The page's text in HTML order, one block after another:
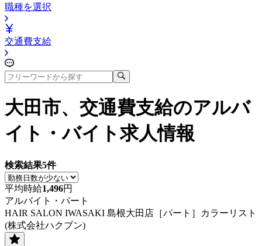
職種を選択
交通費支給
大田市、交通費支給のアルバ
イト・バイト求人情報
検索結果5件
平均時給1,496円
アルバイト・パート
HAIR SALON IWASAKI 島根大田店［パート］カラーリスト
(株式会社ハクブン)